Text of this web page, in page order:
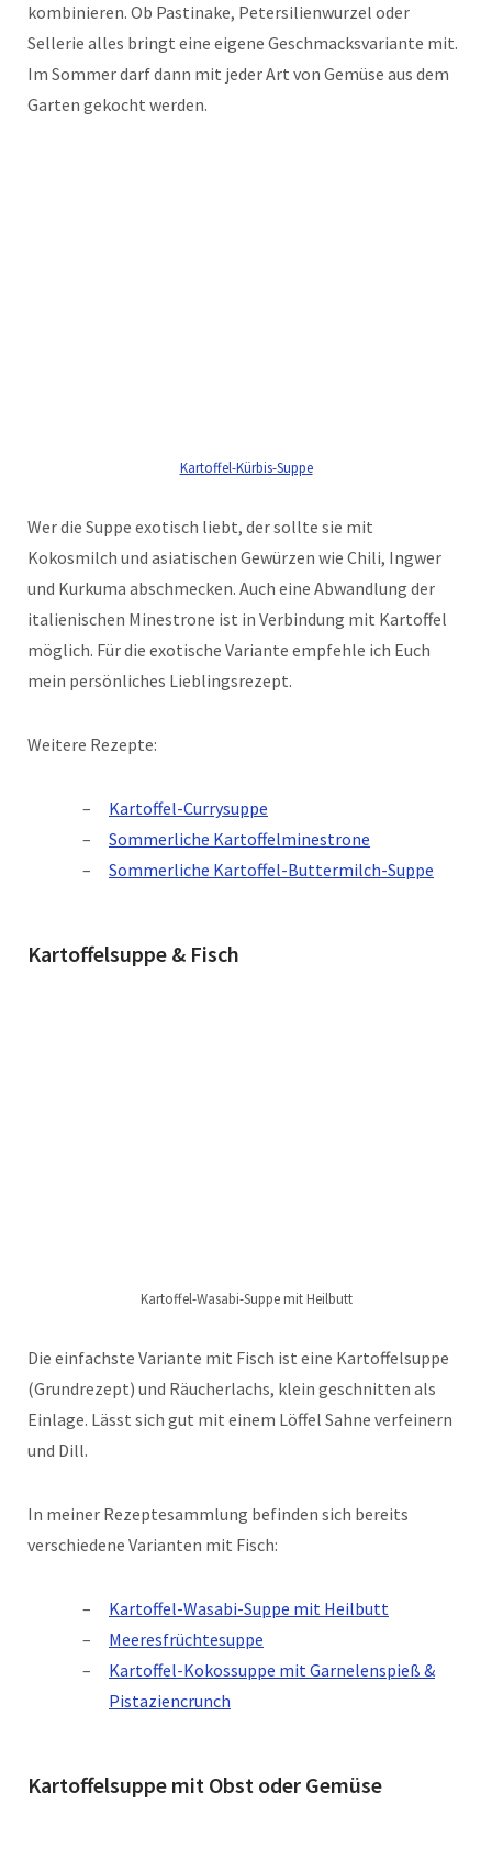
kombinieren. Ob Pastinake, Petersilienwurzel oder
Sellerie alles bringt eine eigene Geschmacksvariante mit.
Im Sommer darf dann mit jeder Art von Gemüse aus dem
Garten gekocht werden.
Kartoffel-Kürbis-Suppe
Wer die Suppe exotisch liebt, der sollte sie mit
Kokosmilch und asiatischen Gewürzen wie Chili, Ingwer
und Kurkuma abschmecken. Auch eine Abwandlung der
italienischen Minestrone ist in Verbindung mit Kartoffel
möglich. Für die exotische Variante empfehle ich Euch
mein persönliches Lieblingsrezept.
Weitere Rezepte:
Kartoffel-Currysuppe
Sommerliche Kartoffelminestrone
Sommerliche Kartoffel-Buttermilch-Suppe
Kartoffelsuppe & Fisch
Kartoffel-Wasabi-Suppe mit Heilbutt
Die einfachste Variante mit Fisch ist eine Kartoffelsuppe
(Grundrezept) und Räucherlachs, klein geschnitten als
Einlage. Lässt sich gut mit einem Löffel Sahne verfeinern
und Dill.
In meiner Rezeptesammlung befinden sich bereits
verschiedene Varianten mit Fisch:
Kartoffel-Wasabi-Suppe mit Heilbutt
Meeresfrüchtesuppe
Kartoffel-Kokossuppe mit Garnelenspieß &
Pistaziencrunch
Kartoffelsuppe mit Obst oder Gemüse